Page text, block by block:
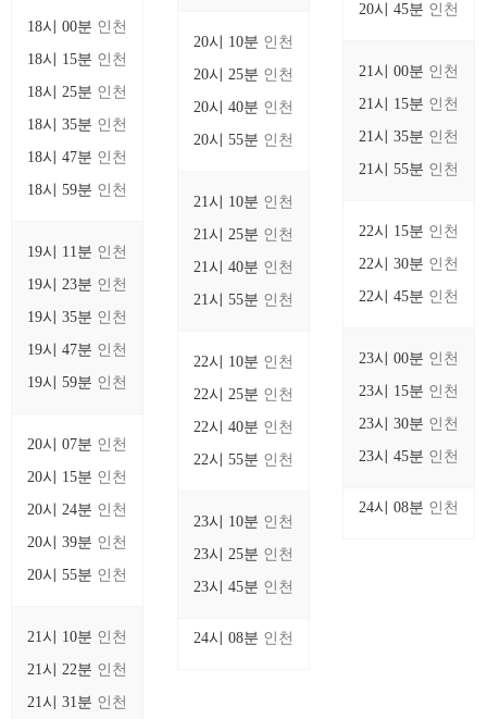
18시 00분 인천
18시 15분 인천
18시 25분 인천
18시 35분 인천
18시 47분 인천
18시 59분 인천
19시 11분 인천
19시 23분 인천
19시 35분 인천
19시 47분 인천
19시 59분 인천
20시 07분 인천
20시 15분 인천
20시 24분 인천
20시 39분 인천
20시 55분 인천
21시 10분 인천
21시 22분 인천
21시 31분 인천
20시 10분 인천
20시 25분 인천
20시 40분 인천
20시 55분 인천
21시 10분 인천
21시 25분 인천
21시 40분 인천
21시 55분 인천
22시 10분 인천
22시 25분 인천
22시 40분 인천
22시 55분 인천
23시 10분 인천
23시 25분 인천
23시 45분 인천
24시 08분 인천
20시 45분 인천
21시 00분 인천
21시 15분 인천
21시 35분 인천
21시 55분 인천
22시 15분 인천
22시 30분 인천
22시 45분 인천
23시 00분 인천
23시 15분 인천
23시 30분 인천
23시 45분 인천
24시 08분 인천